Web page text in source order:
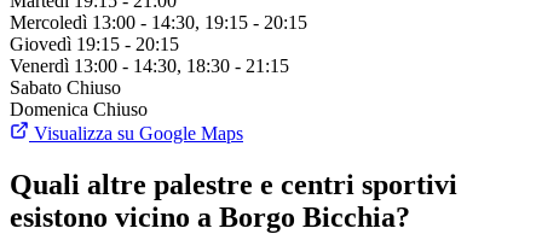
Mercoledì 13:00 - 14:30, 19:15 - 20:15
Giovedì 19:15 - 20:15
Venerdì 13:00 - 14:30, 18:30 - 21:15
Sabato Chiuso
Domenica Chiuso
Visualizza su Google Maps
Quali altre palestre e centri sportivi
esistono vicino a Borgo Bicchia?